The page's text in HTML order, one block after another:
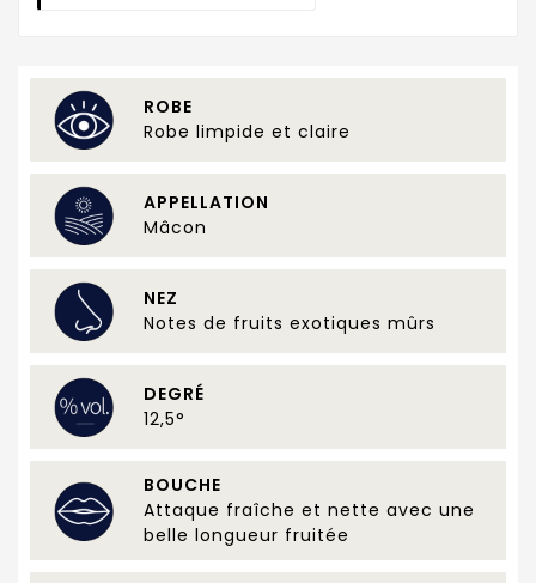
ROBE
Robe limpide et claire
APPELLATION
Mâcon
NEZ
Notes de fruits exotiques mûrs
DEGRÉ
12,5°
BOUCHE
Attaque fraîche et nette avec une
belle longueur fruitée